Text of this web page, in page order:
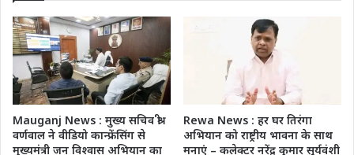
Mauganj News : मुख्य सचिव श्री
वर्णवाल ने वीडियो कान्फ्रेंसिंग से
मुख्यमंत्री जन विश्वास अभियान का
Rewa News : हर घर तिरंगा
अभियान को राष्ट्रीय भावना के साथ
मनाएं – कलेक्टर नरेंद्र कुमार सूर्यवंशी